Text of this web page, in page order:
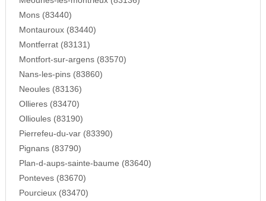
Mons (83440)
Montauroux (83440)
Montferrat (83131)
Montfort-sur-argens (83570)
Nans-les-pins (83860)
Neoules (83136)
Ollieres (83470)
Ollioules (83190)
Pierrefeu-du-var (83390)
Pignans (83790)
Plan-d-aups-sainte-baume (83640)
Ponteves (83670)
Pourcieux (83470)